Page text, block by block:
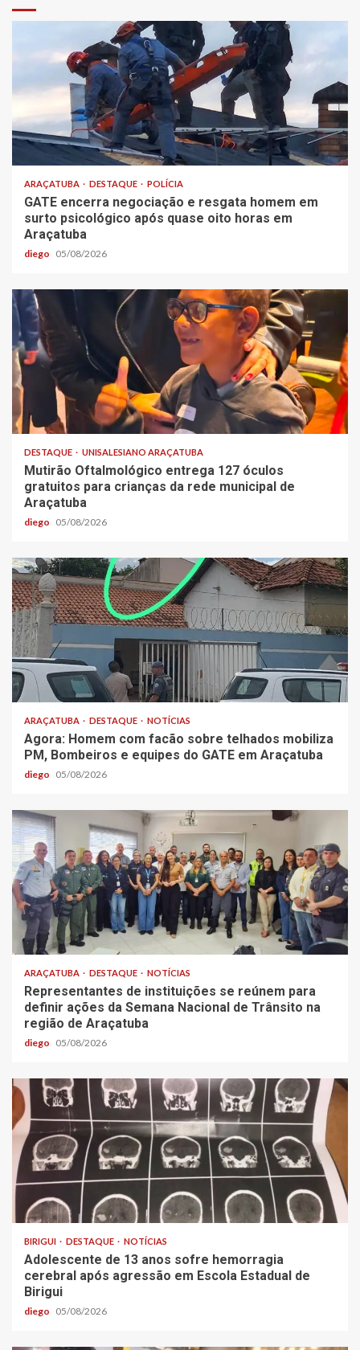
ARAÇATUBA DESTAQUE POLÍCIA
GATE encerra negociação e resgata homem em
surto psicológico após quase oito horas em
Araçatuba
diego 05/08/2026
DESTAQUE UNISALESIANO ARAÇATUBA
Mutirão Oftalmológico entrega 127 óculos
gratuitos para crianças da rede municipal de
Araçatuba
diego 05/08/2026
ARAÇATUBA DESTAQUE NOTÍCIAS
Agora: Homem com facão sobre telhados mobiliza
PM, Bombeiros e equipes do GATE em Araçatuba
diego 05/08/2026
ARAÇATUBA DESTAQUE NOTÍCIAS
Representantes de instituições se reúnem para
definir ações da Semana Nacional de Trânsito na
região de Araçatuba
diego 05/08/2026
BIRIGUI DESTAQUE NOTÍCIAS
Adolescente de 13 anos sofre hemorragia
cerebral após agressão em Escola Estadual de
Birigui
diego 05/08/2026